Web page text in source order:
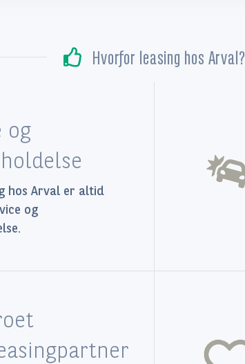
Hvorfor leasing hos Arval?
og
hos Arval er altid
og